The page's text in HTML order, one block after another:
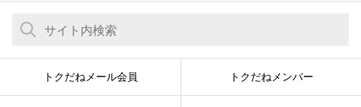
トクだねメール会員 トクだねメンバー